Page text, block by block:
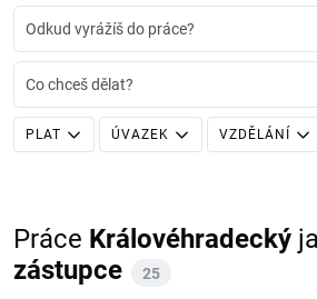
Odkud vyrážíš do práce?
Co chceš dělat?
PLAT ÚVAZEK VZDĚLÁNÍ
Práce Královéhradecký
zástupce
25